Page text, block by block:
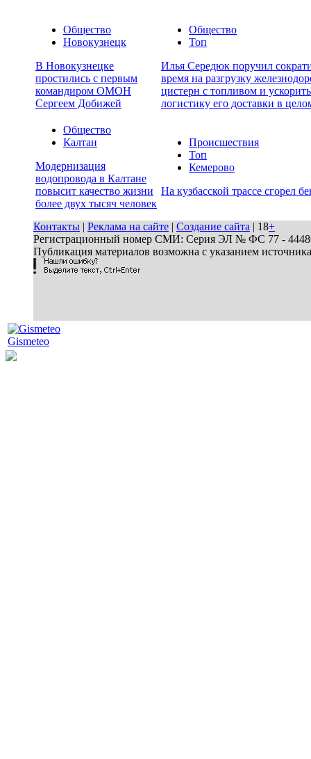
Общество
Новокузнецк
В Новокузнецке
простились с первым
командиром ОМОН
Сергеем Добижей
Общество
Топ
Илья Середюк поручил
время на разгрузку
цистерн с топливом и ускорить
логистику его доставки в
Общество
Калтан
Модернизация
водопровода в Калтане
повысит качество жизни
более двух тысяч человек
Происшествия
Топ
Кемерово
На кузбасской трассе сгорел
Контакты | Реклама на сайте | Создание сайта | 18+
Регистрационный номер СМИ: Серия ЭЛ № ФС 77 - 44486
Публикация материалов возможна с указанием
Gismeteo